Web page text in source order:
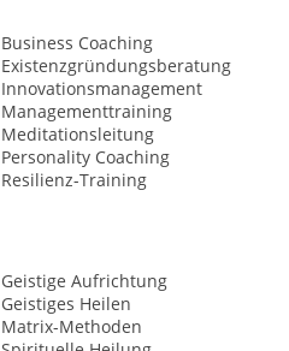
Business Coaching
Existenzgründungsberatung
Innovationsmanagement
Managementtraining
Meditationsleitung
Personality Coaching
Resilienz-Training
Geistige Aufrichtung
Geistiges Heilen
Matrix-Methoden